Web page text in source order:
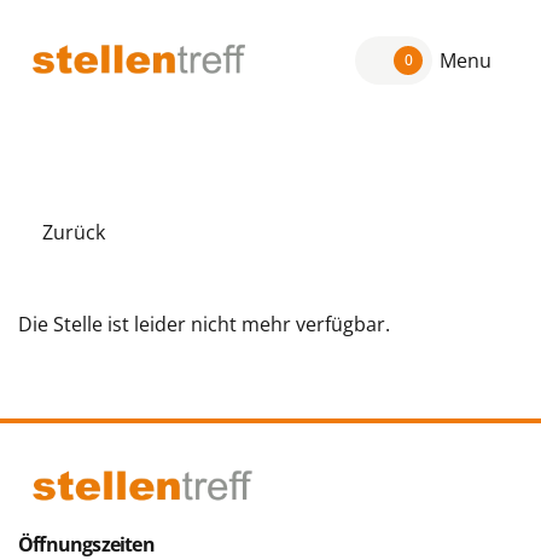
0 Menu
Zurück
Die Stelle ist leider nicht mehr verfügbar.
Öffnungszeiten